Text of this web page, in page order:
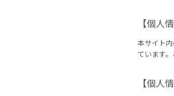
【個人
本サイト
ています
【個人